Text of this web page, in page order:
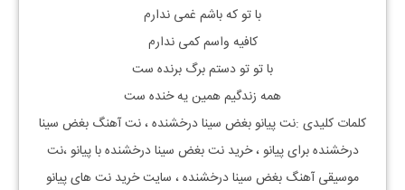
با تو كه باشم غمى ندارم
كافيه واسم کمی ندارم
با تو تو دستم برگ برنده ست
همه زندگيم همين يه خنده ست
کلمات کلیدی :نت پیانوبغض سینا درخشنده، نت آهنگ بغض سینا
درخشندهبرای پیانو ، خرید نتبغض سینا درخشندهبا پیانو ،نت
موسیقی آهنگ بغض سینا درخشنده، سایت خرید نت های پیانو